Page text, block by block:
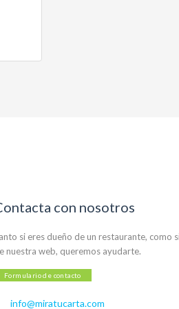
con nosotros
si eres dueño de un restaurante, como
nuestra web, queremos ayudarte.
Formulario de contacto
info@miratucarta.com